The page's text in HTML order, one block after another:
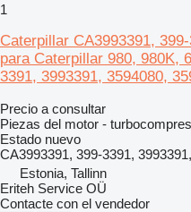
1
Caterpillar CA3993391,
para Caterpillar 980, 980K,
3391, 3993391, 3594080,
Precio a consultar
Piezas del motor -
Estado nuevo
CA3993391, 399-3391,
Estonia, Tallinn
Eriteh Service OÜ
Contacte con el vendedor